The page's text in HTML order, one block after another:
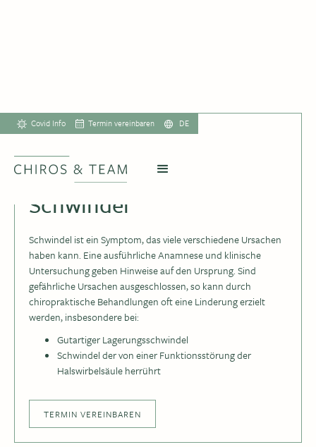
Covid Info Termin vereinbaren DE
Schwindel
Schwindel ist ein Symptom, das viele verschiedene Ursachen
haben kann. Eine ausführliche Anamnese und klinische
Untersuchung geben Hinweise auf den Ursprung. Sind
gefährliche Ursachen ausgeschlossen, so kann durch
chiropraktische Behandlungen oft eine Linderung erzielt
werden, insbesondere bei:
Gutartiger Lagerungsschwindel
Schwindel der von einer Funktionsstörung der
Halswirbelsäule herrührt
TERMIN VEREINBAREN